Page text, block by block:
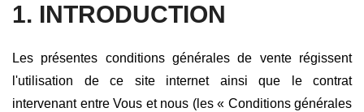
1. INTRODUCTION
Les présentes conditions générales de vente régissent
l'utilisation de ce site internet ainsi que le contrat
intervenant entre Vous et nous (les « Conditions générales